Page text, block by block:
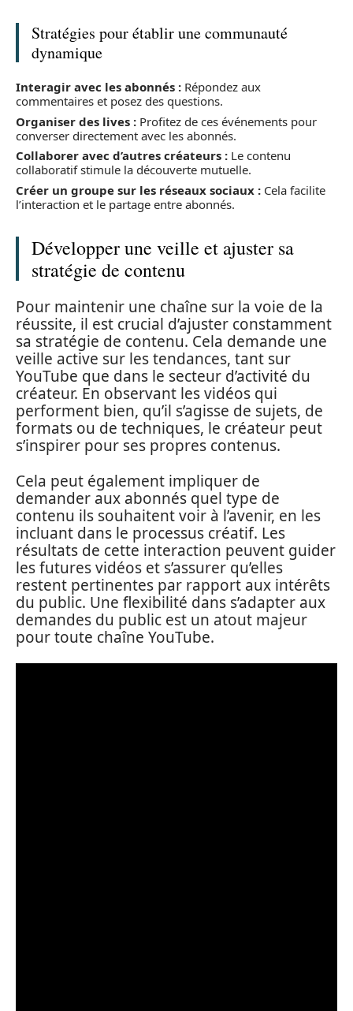
Stratégies pour établir une communauté
dynamique
Interagir avec les abonnés : Répondez aux
commentaires et posez des questions.
Organiser des lives : Profitez de ces événements pour
converser directement avec les abonnés.
Collaborer avec d’autres créateurs : Le contenu
collaboratif stimule la découverte mutuelle.
Créer un groupe sur les réseaux sociaux : Cela facilite
l’interaction et le partage entre abonnés.
Développer une veille et ajuster sa
stratégie de contenu
Pour maintenir une chaîne sur la voie de la
réussite, il est crucial d’ajuster constamment
sa stratégie de contenu. Cela demande une
veille active sur les tendances, tant sur
YouTube que dans le secteur d’activité du
créateur. En observant les vidéos qui
performent bien, qu’il s’agisse de sujets, de
formats ou de techniques, le créateur peut
s’inspirer pour ses propres contenus.
Cela peut également impliquer de
demander aux abonnés quel type de
contenu ils souhaitent voir à l’avenir, en les
incluant dans le processus créatif. Les
résultats de cette interaction peuvent guider
les futures vidéos et s’assurer qu’elles
restent pertinentes par rapport aux intérêts
du public. Une flexibilité dans s’adapter aux
demandes du public est un atout majeur
pour toute chaîne YouTube.